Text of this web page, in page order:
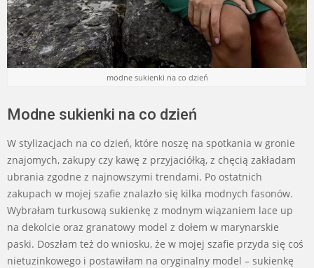
modne sukienki na co dzień
Modne sukienki na co dzień
W stylizacjach na co dzień, które noszę na spotkania w gronie
znajomych, zakupy czy kawę z przyjaciółką, z chęcią zakładam
ubrania zgodne z najnowszymi trendami. Po ostatnich
zakupach w mojej szafie znalazło się kilka modnych fasonów.
Wybrałam turkusową sukienkę z modnym wiązaniem lace up
na dekolcie oraz granatowy model z dołem w marynarskie
paski. Doszłam też do wniosku, że w mojej szafie przyda się coś
nietuzinkowego i postawiłam na oryginalny model – sukienkę